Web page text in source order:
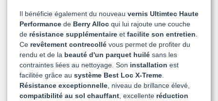
Il bénéficie également du nouveau vernis Ultimtec Haute
Performance de Berry Alloc qui lui rajoute une couche
de résistance supplémentaire et facilite son entretien
Ce revêtement contrecollé vous permet de profiter du
rendu et de la beauté d'un parquet huilé sans les
contraintes liées au nettoyage. Son installation est
facilitée grâce au système Best Loc X-Treme
Résistance exceptionnelle , niveau de brillance élevé,
compatibilité au sol chauffant , excellente réduction
+ de 5 500 avis
● Exceptionnel
Express, Chez vous, Point relais, Retrait magasin
● Exceptionnel
Retours sous 14 jours